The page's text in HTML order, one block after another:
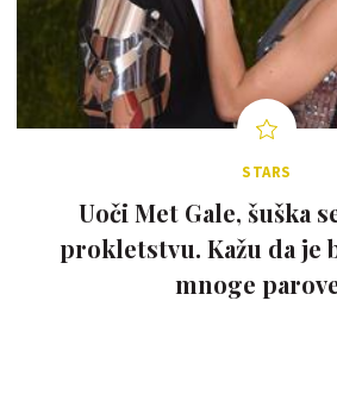
STARS
Uoči Met Gale, šuška
prokletstvu. Kažu da je
mnoge